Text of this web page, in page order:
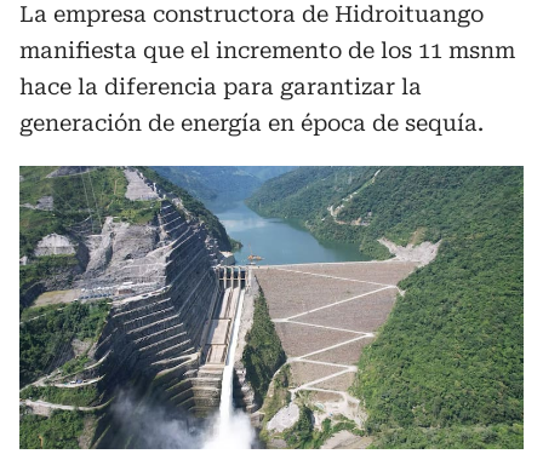
La empresa constructora de Hidroituango
manifiesta que el incremento de los 11 msnm
hace la diferencia para garantizar la
generación de energía en época de sequía.